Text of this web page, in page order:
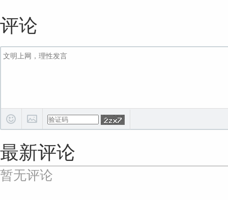
评论
最新评论
暂无评论